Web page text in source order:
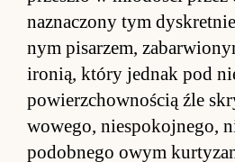
na­zna­czony tym
nym pi­sarzem,
iro­nią, który jed­nak pod
po­wierz­chow­no­ścią źle
wowe­go, nie­spo­koj­nego,
po­dob­nego owym